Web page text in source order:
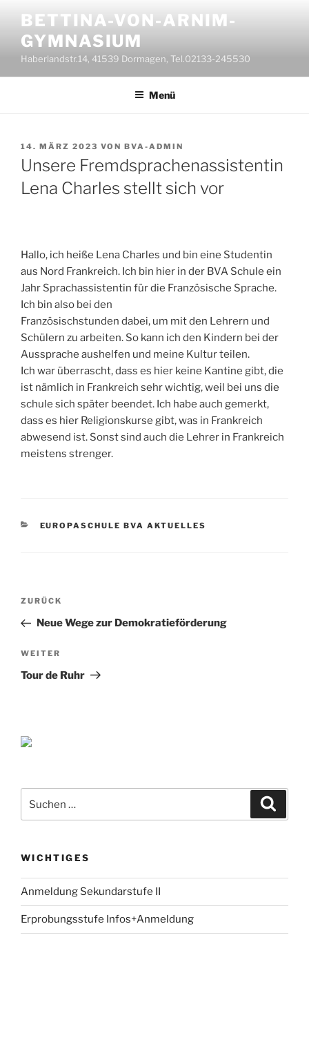
Inhalt
springen
BETTINA-VON-ARNIM-
GYMNASIUM
Haberlandstr.14, 41539 Dormagen, Tel.02133-245530
Menü
VERÖFFENTLICHT
AM
14. MÄRZ 2023 VON BVA-ADMIN
Unsere Fremdsprachenassistentin
Lena Charles stellt sich vor
Hallo, ich heiße Lena Charles und bin eine Studentin
aus Nord Frankreich. Ich bin hier in der BVA Schule ein
Jahr Sprachassistentin für die Französische Sprache.
Ich bin also bei den
Französischstunden dabei, um mit den Lehrern und
Schülern zu arbeiten. So kann ich den Kindern bei der
Aussprache aushelfen und meine Kultur teilen.
Ich war überrascht, dass es hier keine Kantine gibt, die
ist nämlich in Frankreich sehr wichtig, weil bei uns die
schule sich später beendet. Ich habe auch gemerkt,
dass es hier Religionskurse gibt, was in Frankreich
abwesend ist. Sonst sind auch die Lehrer in Frankreich
meistens strenger.
KATEGORIEN
EUROPASCHULE BVA AKTUELLES
Beitragsnavigation
Vorheriger
Beitrag
ZURÜCK
Neue Wege zur Demokratieförderung
Nächster
Beitrag
WEITER
Tour de Ruhr
nach:
WICHTIGES
Anmeldung Sekundarstufe II
Erprobungsstufe Infos+Anmeldung